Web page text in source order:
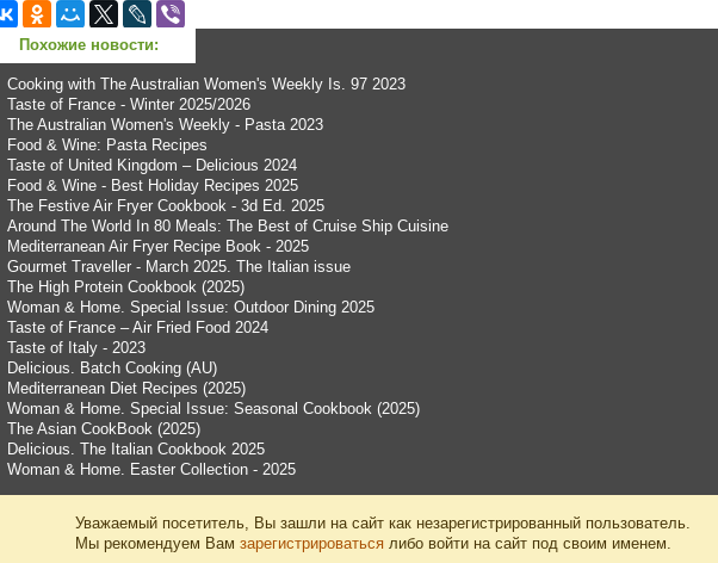
Похожие новости:
Cooking with The Australian Women's Weekly Is. 97 2023
Taste of France - Winter 2025/2026
The Australian Women's Weekly - Pasta 2023
Food & Wine: Pasta Recipes
Taste of United Kingdom – Delicious 2024
Food & Wine - Best Holiday Recipes 2025
The Festive Air Fryer Cookbook - 3d Ed. 2025
Around The World In 80 Meals: The Best of Cruise Ship Cuisine
Mediterranean Air Fryer Recipe Book - 2025
Gourmet Traveller - March 2025. The Italian issue
The High Protein Cookbook (2025)
Woman & Home. Special Issue: Outdoor Dining 2025
Taste of France – Air Fried Food 2024
Taste of Italy - 2023
Delicious. Batch Cooking (AU)
Mediterranean Diet Recipes (2025)
Woman & Home. Special Issue: Seasonal Cookbook (2025)
The Asian CookBook (2025)
Delicious. The Italian Cookbook 2025
Woman & Home. Easter Collection - 2025
Уважаемый посетитель, Вы зашли на сайт как незарегистрированный пользователь.
Мы рекомендуем Вам зарегистрироваться либо войти на сайт под своим именем.